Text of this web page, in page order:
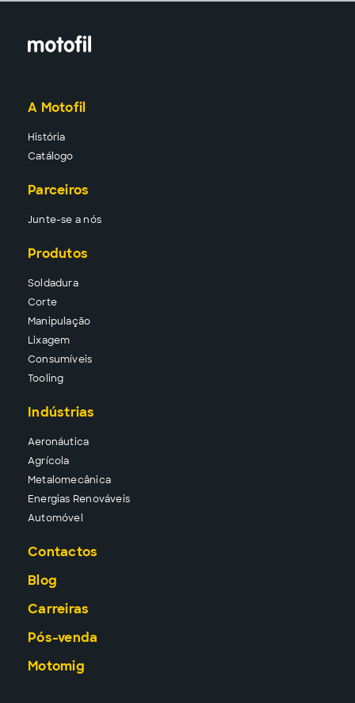
A Motofil
História
Catálogo
Parceiros
Junte-se a nós
Produtos
Soldadura
Corte
Manipu lação
Lixagem
Consumíveis
Tool ing
Indústrias
Aeronáutica
Agrícola
Metalomecânica
Energias Renováveis
Automóvel
Contactos
Blog
Carreiras
Pós-venda
Motomig